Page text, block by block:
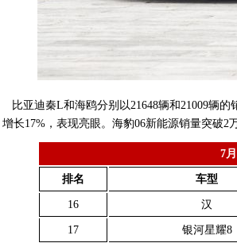
比亚迪秦L和海鸥分别以21648辆和21009辆
增长17%，表现亮眼。海豹06新能源销量突破2
7
排名 车型
16 汉
17 银河星耀8